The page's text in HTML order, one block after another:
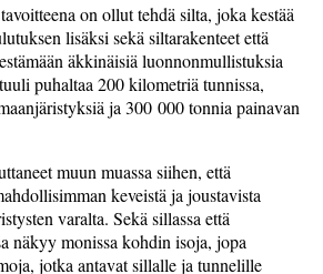
on ollut tehdä silta, joka kestää
lisäksi sekä siltarakenteet että
äkkinäisiä luonnonmullistuksia
puhaltaa 200 kilometriä tunnissa,
ja 300 000 tonnia painavan
muun muassa siihen, että
keveistä ja joustavista
varalta. Sekä sillassa että
näkyy monissa kohdin isoja, jopa
jotka antavat sillalle ja tunnelille